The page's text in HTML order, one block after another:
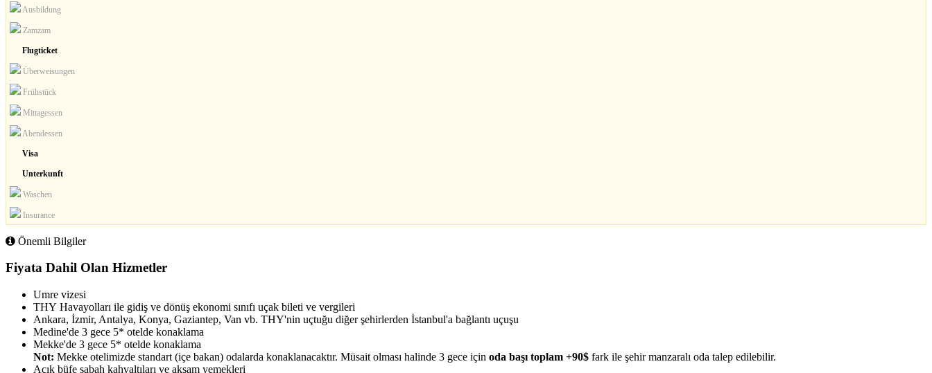
Ausbildung
Zamzam
Flugticket
Überweisungen
Frühstück
Mittagessen
Abendessen
Visa
Unterkunft
Waschen
Insurance
Önemli Bilgiler
Fiyata Dahil Olan Hizmetler
Umre vizesi
THY Havayolları ile gidiş ve dönüş ekonomi sınıfı uçak bileti ve vergileri
Ankara, İzmir, Antalya, Konya, Gaziantep, Van vb. THY'nin uçtuğu diğer şehirlerden İstanbul'a bağlantı uçuşu
Medine'de 3 gece 5* otelde konaklama
Mekke'de 3 gece 5* otelde konaklama
Not: Mekke otelimizde standart (içe bakan) odalarda konaklanacaktır. Müsait olması halinde 3 gece için oda başı toplam +90$ fark ile şehir manzaralı oda talep edilebilir.
Açık büfe sabah kahvaltıları ve akşam yemekleri